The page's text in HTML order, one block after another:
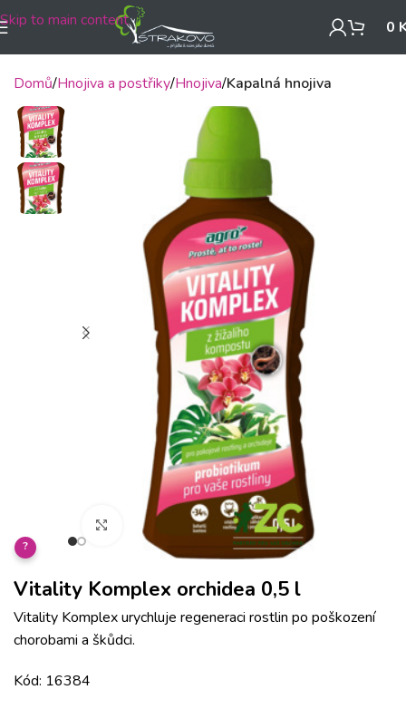
Skip to main content 0
Domů Hnojiva a postřiky Hnojiva Kapalná hnojiva
Klikněte pro zvětšení
?
Vitality Komplex orchidea 0,5 l
Vitality Komplex urychluje regeneraci rostlin po poškození
chorobami a škůdci.
Kód: 16384